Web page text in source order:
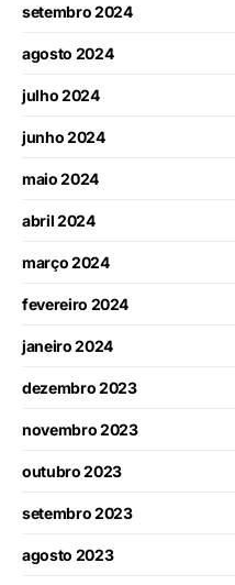
setembro 2024
agosto 2024
julho 2024
junho 2024
maio 2024
abril 2024
março 2024
fevereiro 2024
janeiro 2024
dezembro 2023
novembro 2023
outubro 2023
setembro 2023
agosto 2023